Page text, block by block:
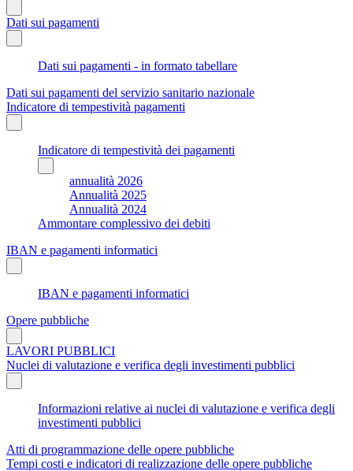
Dati sui pagamenti
Dati sui pagamenti - in formato tabellare
Dati sui pagamenti del servizio sanitario nazionale
Indicatore di tempestività pagamenti
Indicatore di tempestività dei pagamenti
annualità 2026
Annualità 2025
Annualità 2024
Ammontare complessivo dei debiti
IBAN e pagamenti informatici
IBAN e pagamenti informatici
Opere pubbliche
LAVORI PUBBLICI
Nuclei di valutazione e verifica degli investimenti pubblici
Informazioni relative ai nuclei di valutazione e verifica degli
investimenti pubblici
Atti di programmazione delle opere pubbliche
Tempi costi e indicatori di realizzazione delle opere pubbliche